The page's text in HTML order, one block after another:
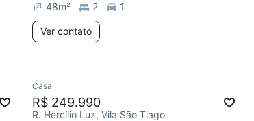
48m² 2 1
Ver contato
Casa
R$ 249.990
R. Hercílio Luz, Vila São Tiago